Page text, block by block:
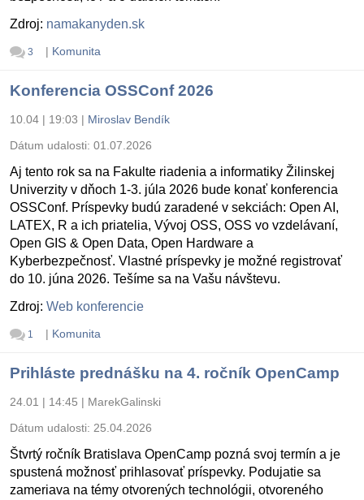
Zdroj: namakanyden.sk
3 | Komunita
Konferencia OSSConf 2026
10.04 | 19:03 | Miroslav Bendík
Dátum udalosti: 01.07.2026
Aj tento rok sa na Fakulte riadenia a informatiky Žilinskej
Univerzity v dňoch 1-3. júla 2026 bude konať konferencia
OSSConf. Príspevky budú zaradené v sekciách: Open AI,
LATEX, R a ich priatelia, Vývoj OSS, OSS vo vzdelávaní,
Open GIS & Open Data, Open Hardware a
Kyberbezpečnosť. Vlastné príspevky je možné registrovať
do 10. júna 2026. Tešíme sa na Vašu návštevu.
Zdroj: Web konferencie
1 | Komunita
Prihláste prednášku na 4. ročník OpenCamp
24.01 | 14:45 | MarekGalinski
Dátum udalosti: 25.04.2026
Štvrtý ročník Bratislava OpenCamp pozná svoj termín a je
spustená možnosť prihlasovať príspevky. Podujatie sa
zameriava na témy otvorených technológii, otvoreného